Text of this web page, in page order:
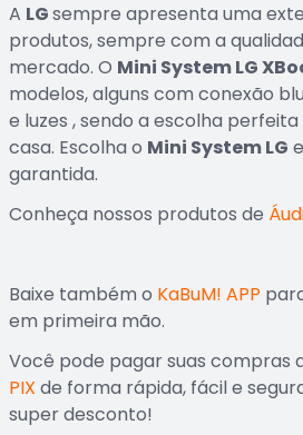
A LGsempre apresenta uma
produtos, sempre com a
mercado. O Mini System LG
modelos, alguns com conexão
e luzes , sendo a escolha
casa. Escolha o Mini System LG
garantida.
Conheça nossos produtos de
Baixe também o KaBuM! APP
em primeira mão.
Você pode pagar suas compras
PIX de forma rápida, fácil e
super desconto!